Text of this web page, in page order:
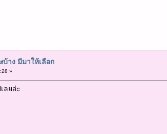
าง มีมาให้เลือก
»
ลยอ่ะ